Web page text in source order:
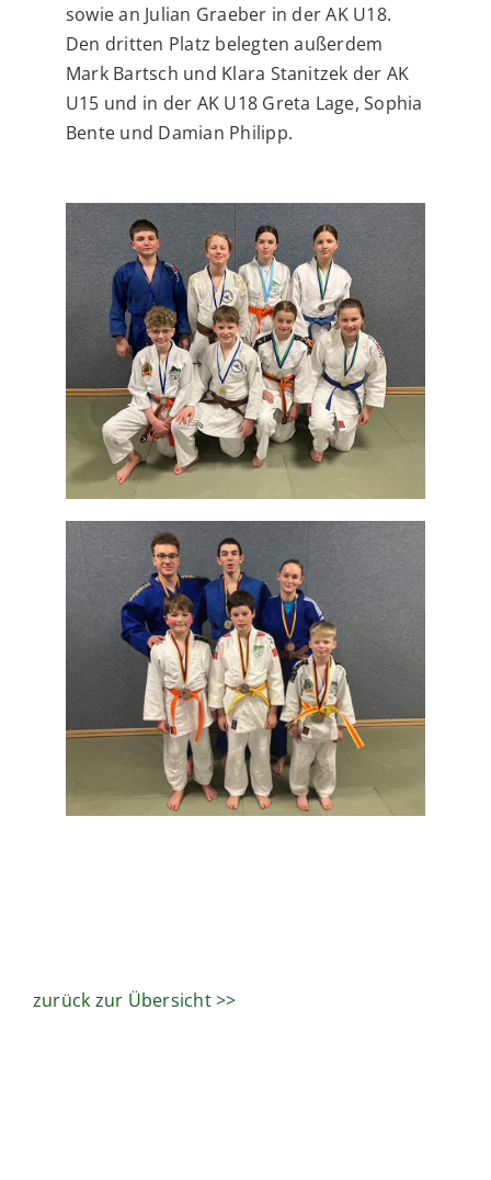
sowie an Julian Graeber in der AK U18.
Den dritten Platz belegten außerdem
Mark Bartsch und Klara Stanitzek der AK
U15 und in der AK U18 Greta Lage, Sophia
Bente und Damian Philipp.
zurück zur Übersicht >>